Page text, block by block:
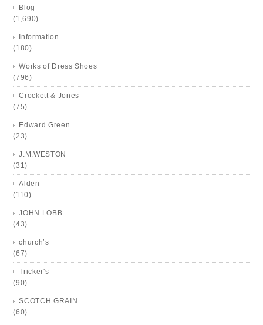
Blog
(1,690)
Information
(180)
Works of Dress Shoes
(796)
Crockett & Jones
(75)
Edward Green
(23)
J.M.WESTON
(31)
Alden
(110)
JOHN LOBB
(43)
church’s
(67)
Tricker's
(90)
SCOTCH GRAIN
(60)